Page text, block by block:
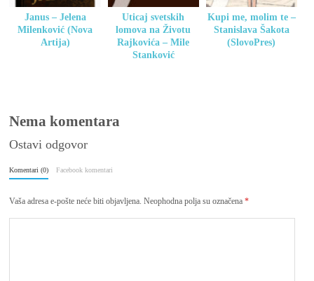
Janus – Jelena
Milenković (Nova
Artija)
Uticaj svetskih
lomova na Životu
Rajkovića – Mile
Stanković
Kupi me, molim te –
Stanislava Šakota
(SlovoPres)
Nema komentara
Ostavi odgovor
Komentari (0) Facebook komentari
Vaša adresa e-pošte neće biti objavljena. Neophodna polja su označena*